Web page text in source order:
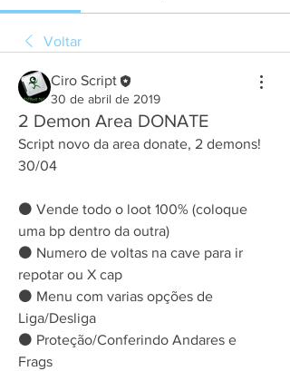
Voltar
Ciro Script
30 de abril de 2019
2 Demon Area DONATE
Script novo da area donate, 2 demons!
30/04
⚫ Vende todo o loot 100% (coloque
uma bp dentro da outra)
⚫ Numero de voltas na cave para ir
repotar ou X cap
⚫ Menu com varias opções de
Liga/Desliga
⚫ Proteção/Conferindo Andares e
Frags